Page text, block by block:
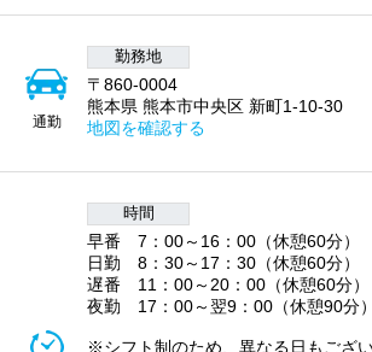
通勤
勤務地
〒860-0004
熊本県 熊本市中央区 新町1-10-30
地図を確認する
時間
早番 7：00～16：00（休憩60分）
日勤 8：30～17：30（休憩60分）
遅番 11：00～20：00（休憩60分）
夜勤 17：00～翌9：00（休憩90分）
※シフト制のため、異なる日もござい